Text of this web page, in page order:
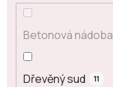
Betonová nádoba
Dřevěný sud 11